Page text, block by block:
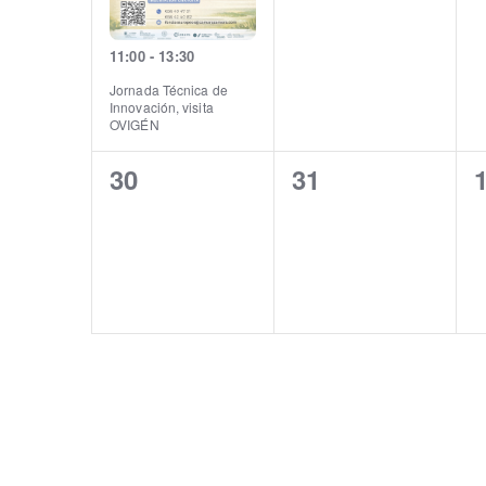
11:00 - 13:30
Jornada Técnica de
Innovación, visita
OVIGÉN
0
30
0
31
0
1